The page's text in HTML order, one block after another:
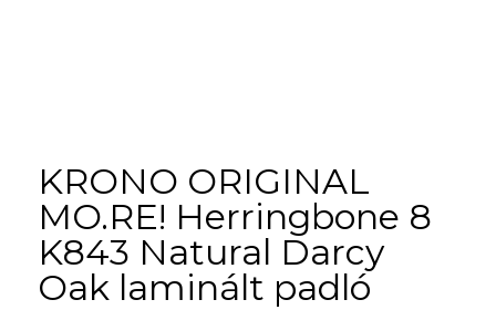
KRONO ORIGINAL
MO.RE! Herringbone 8
K843 Natural Darcy
Oak laminált padló